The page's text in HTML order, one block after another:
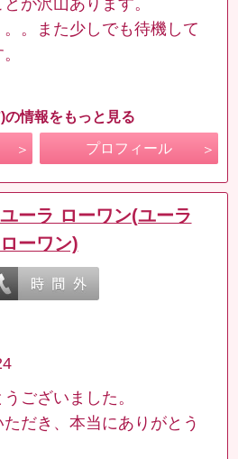
が沢山あります。
。また少しでも待機して
の情報をもっと見る
プロフィール
ユーラ ローワン(ユーラ
ローワン)
ございました。
だき、本当にありがとう